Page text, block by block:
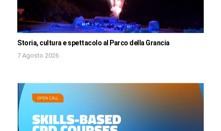
Storia, cultura e spettacolo al Parco della Grancia
7 Agosto 2026